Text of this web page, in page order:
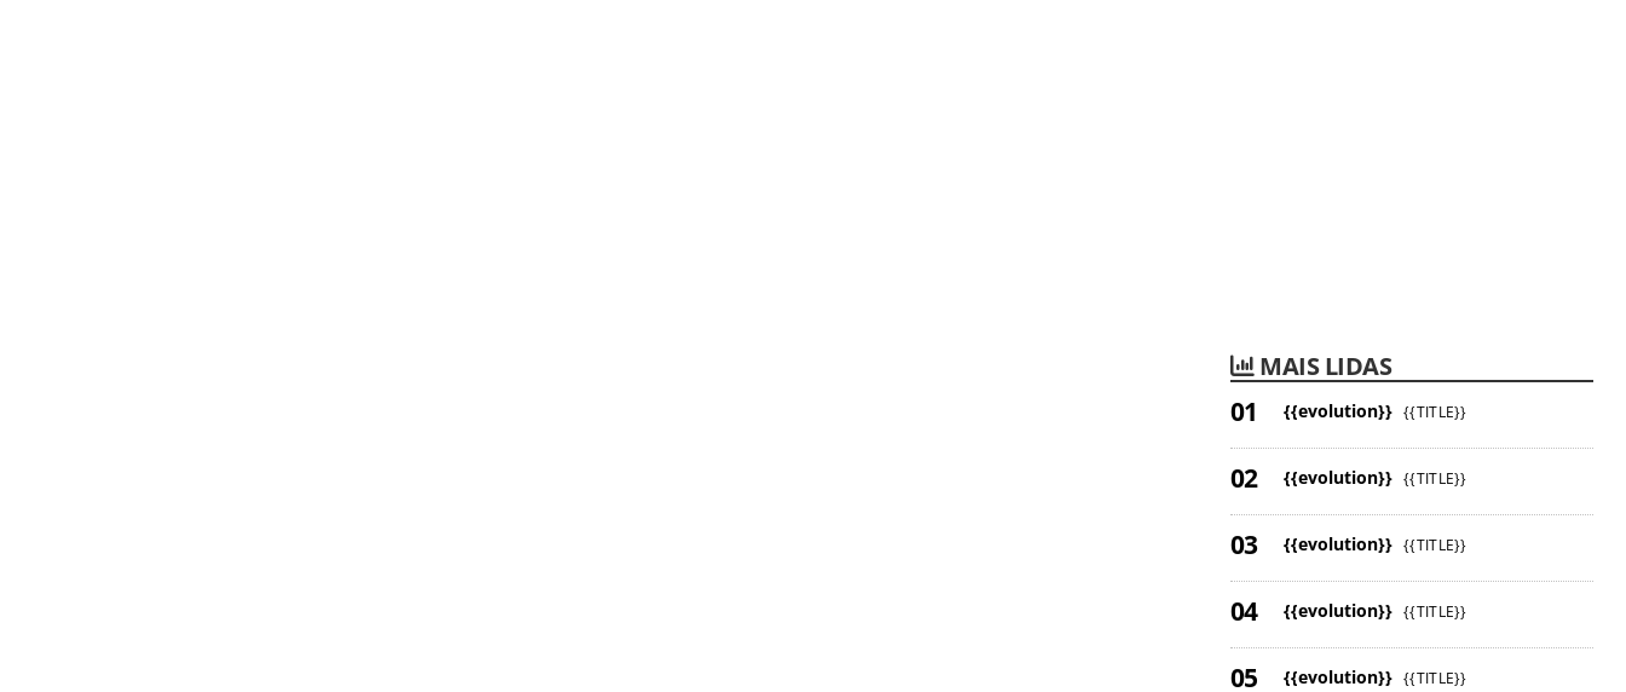
MAIS LIDAS
{{evolution}} {{TITLE}}
{{evolution}} {{TITLE}}
{{evolution}} {{TITLE}}
{{evolution}} {{TITLE}}
{{evolution}} {{TITLE}}